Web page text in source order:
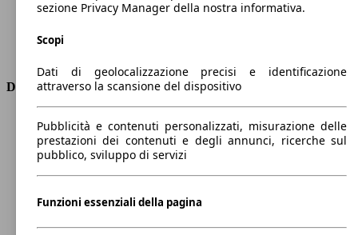
Trasmissione
Dimensioni
Lunghezza
4380 mm
Altezza
1270 mm
Larghezza
1800 mm
Passo
2470 mm
Carico massimo
300 kg
Porte
2
sezione Privacy Manager della nostra informativa.
Scopi
Dati di geolocalizzazione precisi e identificazione
attraverso la scansione del dispositivo
Pubblicità e contenuti personalizzati, misurazione delle
prestazioni dei contenuti e degli annunci, ricerche sul
pubblico, sviluppo di servizi
Funzioni essenziali della pagina